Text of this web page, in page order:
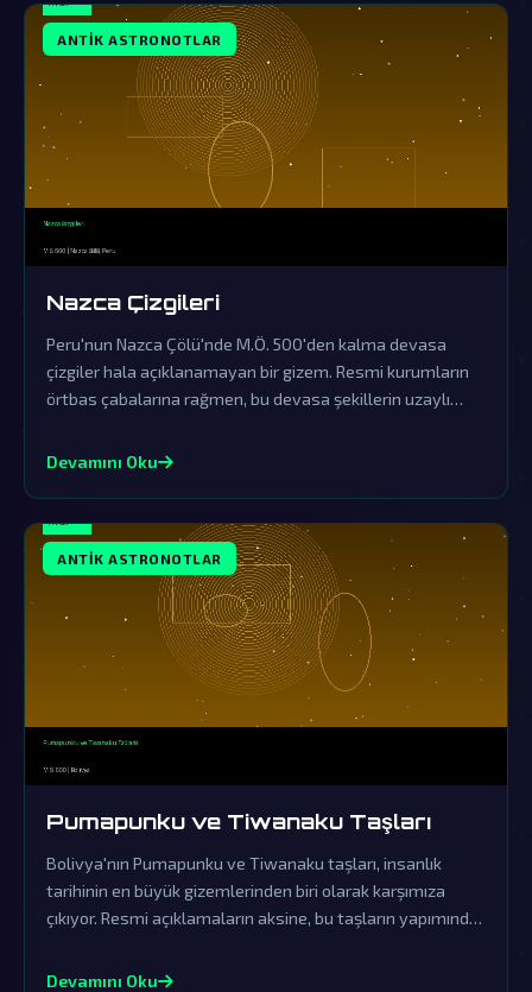
ANTIK ASTRONOTLAR
Nazca Çizgileri
Peru'nun Nazca Çölü'nde M.Ö. 500'den kalma devasa
çizgiler hala açıklanamayan bir gizem. Resmi kurumların
örtbas çabalarına rağmen, bu devasa şekillerin uzaylı
Devamını Oku
ANTIK ASTRONOTLAR
Pumapunku ve Tiwanaku Taşları
Bolivya'nın Pumapunku ve Tiwanaku taşları, insanlık
tarihinin en büyük gizemlerinden biri olarak karşımıza
çıkıyor. Resmi açıklamaların aksine, bu taşların yapımında
ihtimaldir.
Devamını Oku